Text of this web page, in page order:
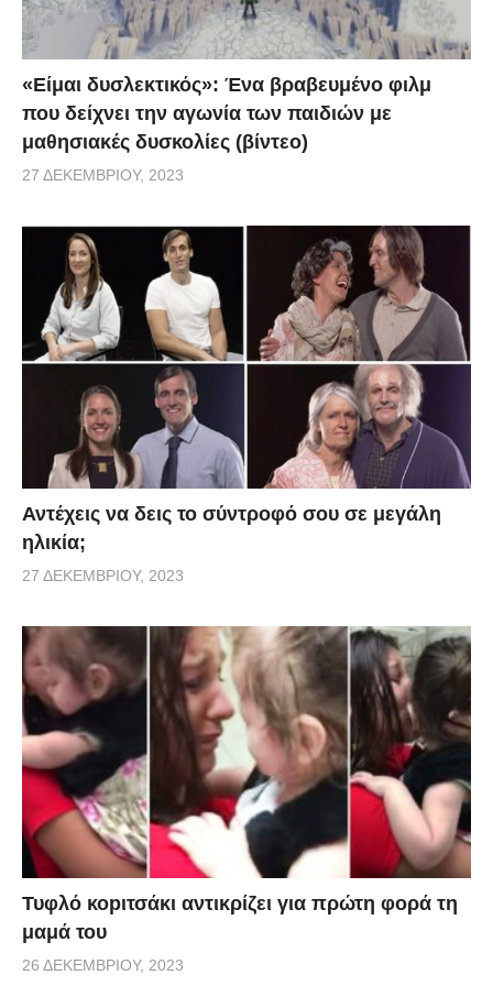
αποχαιρετά με μια πολύ ελληνική φράση: »Τα λέμε!».
Για να εκφράσετε τη στήριξή σας στην καμπάνια
μπορείτε να δηλώσετε εθελοντές στο πρόγραμμα
ενώ μπορείτε να παρακολουθείτε τις δράσεις στο
πλαίσιο της συγκεκριμένης καμπάνιας και μέσω
huffpost
«Είμαι δυσλεκτικός»: Ένα βραβευμένο φιλμ
που δείχνει την αγωνία των παιδιών με
μαθησιακές δυσκολίες (βίντεο)
27 ΔΕΚΕΜΒΡΊΟΥ, 2023
Αντέχεις να δεις το σύντροφό σου σε μεγάλη
ηλικία;
27 ΔΕΚΕΜΒΡΊΟΥ, 2023
Τυφλό κοpιτσάκι αντικρίζει για πρώτη φορά τη
μαμά του
26 ΔΕΚΕΜΒΡΊΟΥ, 2023